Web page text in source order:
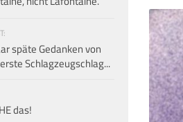
späte Gedanken von
Schlagzeugschlag...
das!